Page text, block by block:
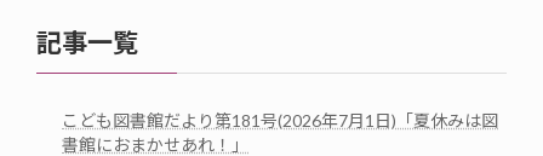
記事一覧
こども図書館だより第181号(2026年7月1日)「夏休みは図
書館におまかせあれ！」